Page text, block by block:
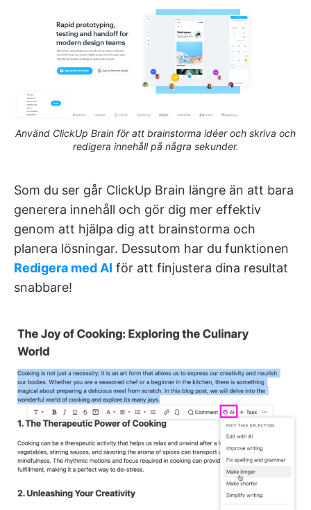
Använd ClickUp Brain för att brainstorma idéer och skriva och
redigera innehåll på några sekunder.
Som du ser går ClickUp Brain längre än att bara
generera innehåll och gör dig mer effektiv
genom att hjälpa dig att brainstorma och
planera lösningar. Dessutom har du funktionen
Redigera med AI för att finjustera dina resultat
snabbare!